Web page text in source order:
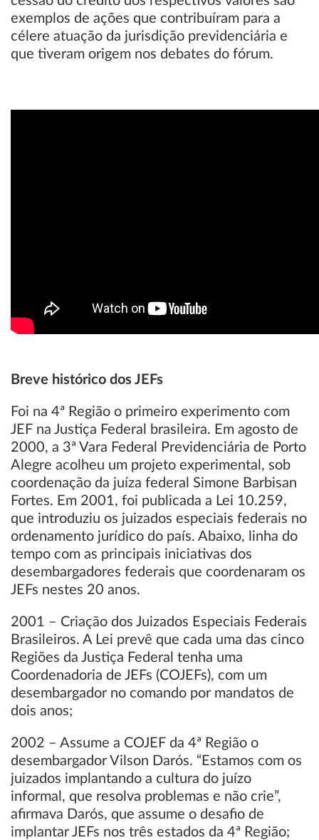
exemplos de ações que contribuíram para a
célere atuação da jurisdição previdenciária e
que tiveram origem nos debates do fórum.
Breve histórico dos JEFs
Foi na 4ª Região o primeiro experimento com
JEF na Justiça Federal brasileira. Em agosto de
2000, a 3ª Vara Federal Previdenciária de Porto
Alegre acolheu um projeto experimental, sob
coordenação da juíza federal Simone Barbisan
Fortes. Em 2001, foi publicada a Lei 10.259,
que introduziu os juizados especiais federais no
ordenamento jurídico do país. Abaixo, linha do
tempo com as principais iniciativas dos
desembargadores federais que coordenaram os
JEFs nestes 20 anos.
2001 – Criação dos Juizados Especiais Federais
Brasileiros. A Lei prevê que cada uma das cinco
Regiões da Justiça Federal tenha uma
Coordenadoria de JEFs (COJEFs), com um
desembargador no comando por mandatos de
dois anos;
2002 – Assume a COJEF da 4ª Região o
desembargador Vilson Darós. “Estamos com os
juizados implantando a cultura do juízo
informal, que resolva problemas e não crie”,
afirmava Darós, que assume o desafio de
implantar JEFs nos três estados da 4ª Região;